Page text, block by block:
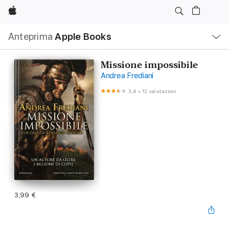
Apple
Anteprima Apple Books
locale
Apri
Menu
Missione impossibile
Andrea Frediani
3,4 •12 valutazioni
3,99 €